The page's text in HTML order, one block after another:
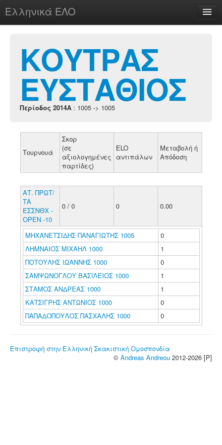
Ελληνικά ΕΛΟ
chesstu.be @ discord
Login
ΚΟΥΤΡΑΣ
ΕΥΣΤΑΘΙΟΣ
Περίοδος 2014A : 1005 -> 1005
Τουρνουά
Σκορ
(σε
αξιολογημένες
παρτίδες)
ELO
αντιπάλων
Μεταβολή ή
Απόδοση
ΑΤ. ΠΡΩΤ/
ΤΑ
ΕΣΣΝΘΧ -
ΟΡΕΝ -10
0 / 0 0 0.00
ΜΗΧΑΝΕΤΣΙΔΗΣ ΠΑΝΑΓΙΩΤΗΣ 1005
0
ΛΗΜΝΑΙΟΣ ΜΙΧΑΗΛ 1000
1
ΠΟΤΟΥΛΗΣ ΙΩΑΝΝΗΣ 1000
0
ΣΑΜΨΩΝΟΓΛΟΥ ΒΑΣΙΛΕΙΟΣ 1000
1
ΣΤΑΜΟΣ ΑΝΔΡΕΑΣ 1000
1
ΚΑΤΣΙΓΡΗΣ ΑΝΤΩΝΙΟΣ 1000
0
ΠΑΠΑΔΟΠΟΥΛΟΣ ΠΑΣΧΑΛΗΣ 1000
0
Επιστροφή στην Ελληνική Σκακιστική Ομοσπονδία
© Andreas Andreou 2012-2026 [P]